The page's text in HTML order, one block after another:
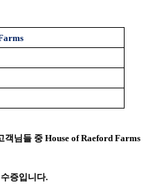
객님들 중 House of Raeford Farms
증입니다.